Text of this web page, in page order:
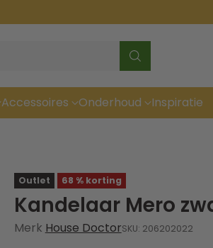
Accessoires Onderhoud Inspiratie
Outlet 68 % korting
Kandelaar Mero
Merk House DoctorSKU: 206202022